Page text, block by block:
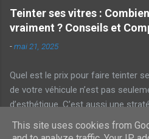
dans les techniques de
comprendre pourquoi cela est
résistant, peut perdre de son
Exposition prolongée au soleil
préserver sa durabilité et son
essentielles de la réparation du
Tout d'abord, il est nécessaire
craquelé, décoloré ou taché ?
Teinter ses vitres :
vraiment ? Conseils et
-mai 21, 2025
Quel est le prix pour faire teinter
de votre véhicule n’est pas
d’esthétique. C’est aussi une
confort et votre sécurité. Mais
associés à cette opération et
This site uses cookies from